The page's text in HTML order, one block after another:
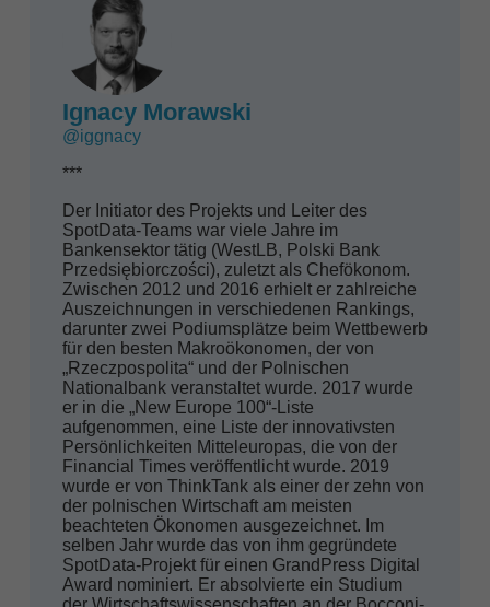
Ignacy Morawski
@iggnacy
***
Der Initiator des Projekts und Leiter des
SpotData-Teams war viele Jahre im
Bankensektor tätig (WestLB, Polski Bank
Przedsiębiorczości), zuletzt als Chefökonom.
Zwischen 2012 und 2016 erhielt er zahlreiche
Auszeichnungen in verschiedenen Rankings,
darunter zwei Podiumsplätze beim Wettbewerb
für den besten Makroökonomen, der von
„Rzeczpospolita“ und der Polnischen
Nationalbank veranstaltet wurde. 2017 wurde
er in die „New Europe 100“-Liste
aufgenommen, eine Liste der innovativsten
Persönlichkeiten Mitteleuropas, die von der
Financial Times veröffentlicht wurde. 2019
wurde er von ThinkTank als einer der zehn von
der polnischen Wirtschaft am meisten
beachteten Ökonomen ausgezeichnet. Im
selben Jahr wurde das von ihm gegründete
SpotData-Projekt für einen GrandPress Digital
Award nominiert. Er absolvierte ein Studium